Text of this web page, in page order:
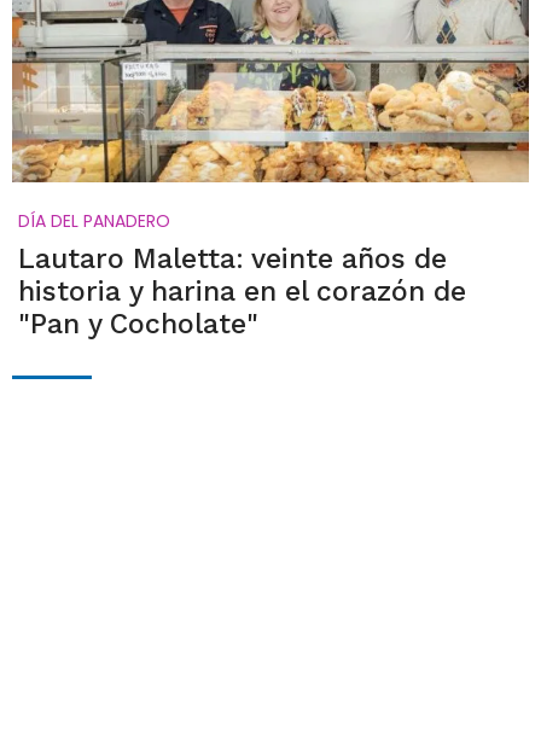
DÍA DEL PANADERO
Lautaro Maletta: veinte años de
historia y harina en el corazón de
"Pan y Cocholate"